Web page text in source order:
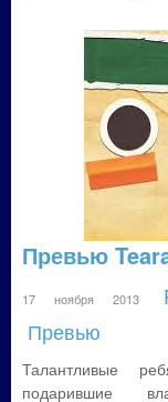
Превью
17 ноября 2013
Превью
Талантливые
подарившие